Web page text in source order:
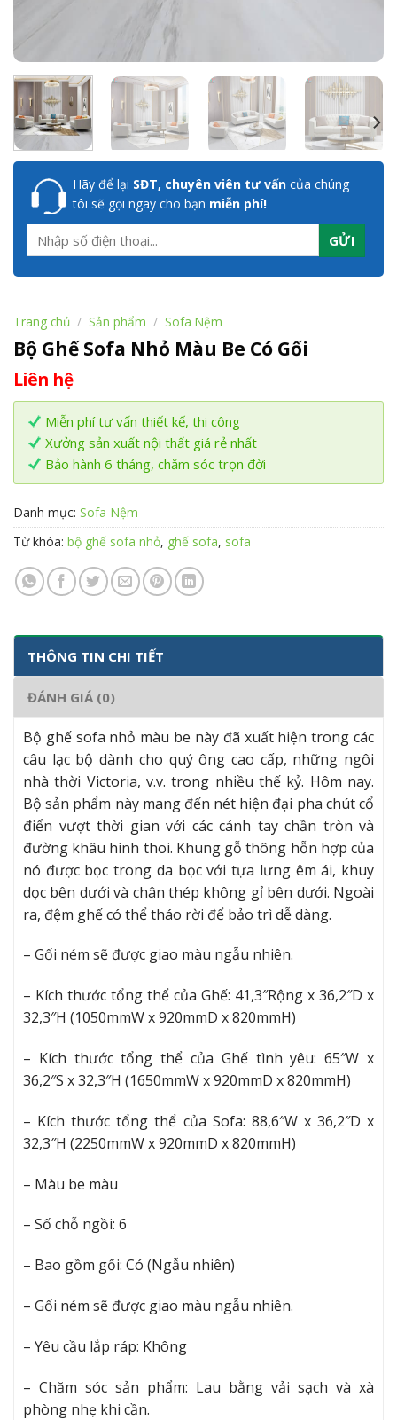
Hãy để lại SĐT, chuyên viên tư vấn của chúng
tôi sẽ gọi ngay cho bạn miễn phí!
Trang chủ / Sản phẩm / Sofa Nệm
Bộ Ghế Sofa Nhỏ Màu Be Có Gối
Liên hệ
Miễn phí tư vấn thiết kế, thi công
Xưởng sản xuất nội thất giá rẻ nhất
Bảo hành 6 tháng, chăm sóc trọn đời
Danh mục: Sofa Nệm
Từ khóa: bộ ghế sofa nhỏ, ghế sofa, sofa
THÔNG TIN CHI TIẾT
ĐÁNH GIÁ (0)
Bộ ghế sofa nhỏ màu be này đã xuất hiện trong các
câu lạc bộ dành cho quý ông cao cấp, những ngôi
nhà thời Victoria, v.v. trong nhiều thế kỷ. Hôm nay.
Bộ sản phẩm này mang đến nét hiện đại pha chút cổ
điển vượt thời gian với các cánh tay chần tròn và
đường khâu hình thoi. Khung gỗ thông hỗn hợp của
nó được bọc trong da bọc với tựa lưng êm ái, khuy
dọc bên dưới và chân thép không gỉ bên dưới. Ngoài
ra, đệm ghế có thể tháo rời để bảo trì dễ dàng.
– Gối ném sẽ được giao màu ngẫu nhiên.
– Kích thước tổng thể của Ghế: 41,3″Rộng x 36,2″D x
32,3″H (1050mmW x 920mmD x 820mmH)
– Kích thước tổng thể của Ghế tình yêu: 65″W x
36,2″S x 32,3″H (1650mmW x 920mmD x 820mmH)
– Kích thước tổng thể của Sofa: 88,6″W x 36,2″D x
32,3″H (2250mmW x 920mmD x 820mmH)
– Màu be màu
– Số chỗ ngồi: 6
– Bao gồm gối: Có (Ngẫu nhiên)
– Gối ném sẽ được giao màu ngẫu nhiên.
– Yêu cầu lắp ráp: Không
– Chăm sóc sản phẩm: Lau bằng vải sạch và xà
phòng nhẹ khi cần.